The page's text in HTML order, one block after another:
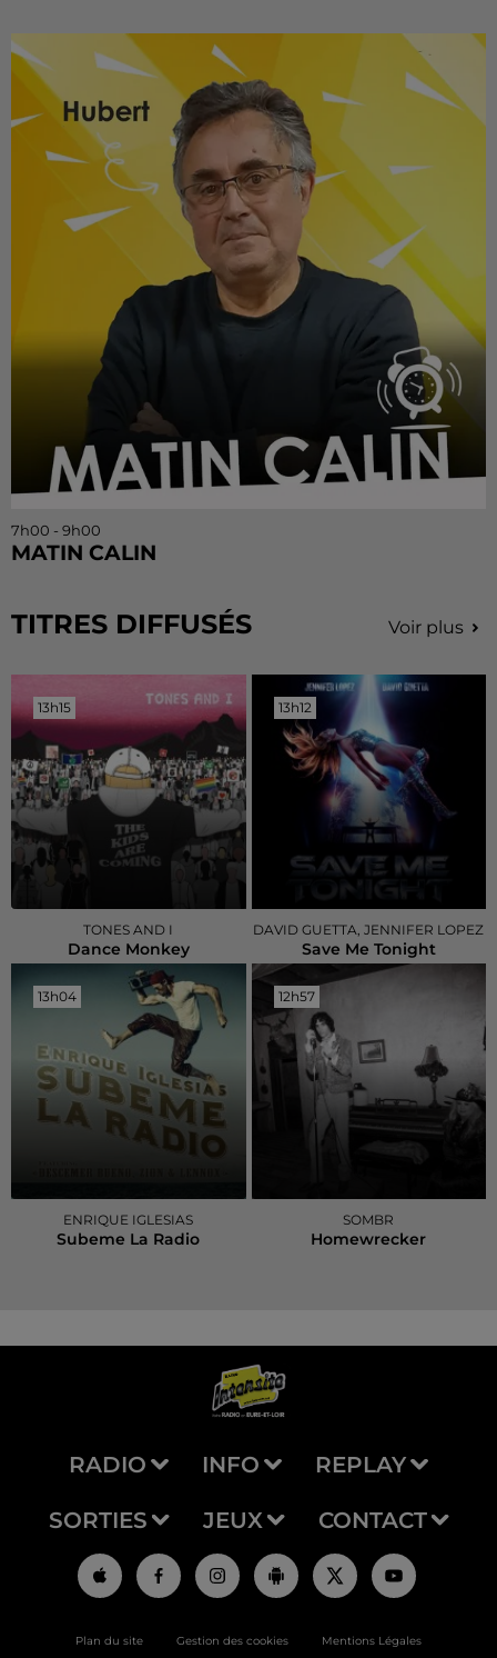
7h00 - 9h00
MATIN CALIN
TITRES DIFFUSÉS Voir plus
13h15
13h15
TONES AND I
Dance Monkey
13h12
13h12
DAVID GUETTA, JENNIFER LOPEZ
Save Me Tonight
13h04
13h04
ENRIQUE IGLESIAS
Subeme La Radio
12h57
12h57
SOMBR
Homewrecker
RADIO INFO REPLAY
SORTIES JEUX CONTACT
Plan du site Gestion des cookies Mentions Légales